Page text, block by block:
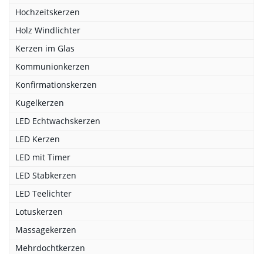
Hochzeitskerzen
Holz Windlichter
Kerzen im Glas
Kommunionkerzen
Konfirmationskerzen
Kugelkerzen
LED Echtwachskerzen
LED Kerzen
LED mit Timer
LED Stabkerzen
LED Teelichter
Lotuskerzen
Massagekerzen
Mehrdochtkerzen